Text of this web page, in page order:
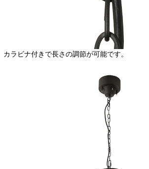
カラビナ付きで長さの調節が可能です。